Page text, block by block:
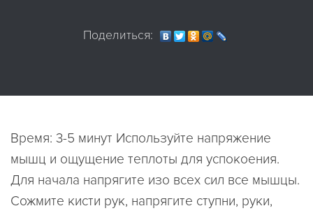
Поделиться:
Время: 3-5 минут Используйте напряжение
мышц и ощущение теплоты для успокоения.
Для начала напрягите изо всех сил все мышцы.
Сожмите кисти рук, напрягите ступни, руки,